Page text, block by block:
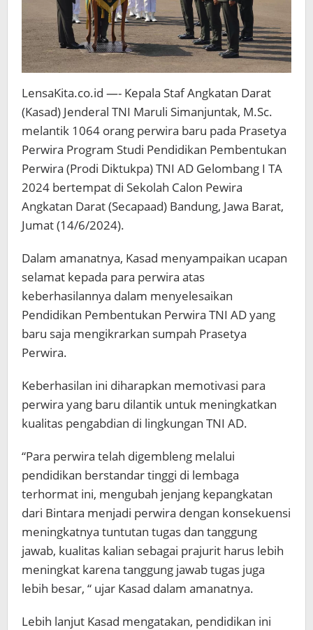
LensaKita.co.id —- Kepala Staf Angkatan Darat
(Kasad) Jenderal TNI Maruli Simanjuntak, M.Sc.
melantik 1064 orang perwira baru pada Prasetya
Perwira Program Studi Pendidikan Pembentukan
Perwira (Prodi Diktukpa) TNI AD Gelombang I TA
2024 bertempat di Sekolah Calon Pewira
Angkatan Darat (Secapaad) Bandung, Jawa Barat,
Jumat (14/6/2024).
Dalam amanatnya, Kasad menyampaikan ucapan
selamat kepada para perwira atas
keberhasilannya dalam menyelesaikan
Pendidikan Pembentukan Perwira TNI AD yang
baru saja mengikrarkan sumpah Prasetya
Perwira.
Keberhasilan ini diharapkan memotivasi para
perwira yang baru dilantik untuk meningkatkan
kualitas pengabdian di lingkungan TNI AD.
“Para perwira telah digembleng melalui
pendidikan berstandar tinggi di lembaga
terhormat ini, mengubah jenjang kepangkatan
dari Bintara menjadi perwira dengan konsekuensi
meningkatnya tuntutan tugas dan tanggung
jawab, kualitas kalian sebagai prajurit harus lebih
meningkat karena tanggung jawab tugas juga
lebih besar, “ ujar Kasad dalam amanatnya.
Lebih lanjut Kasad mengatakan, pendidikan ini